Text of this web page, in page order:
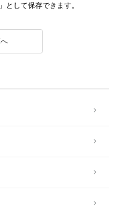
として保存できます。